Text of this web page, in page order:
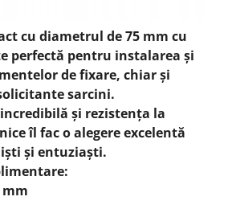
cu diametrul de 75 mm cu
perfectă pentru instalarea și
de fixare, chiar și
sarcini.
și rezistența la
îl fac o alegere excelentă
și entuziaști.
mm